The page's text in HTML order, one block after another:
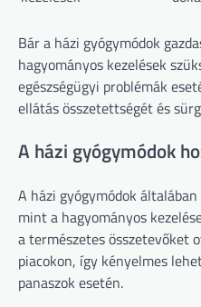
Bár a házi gyógymódok
hagyományos kezelések
egészségügyi problémák
ellátás összetettségét és
A házi gyógymódok
A házi gyógymódok
mint a hagyományos
a természetes összetevőket
piacokon, így kényelmes
panaszok esetén.